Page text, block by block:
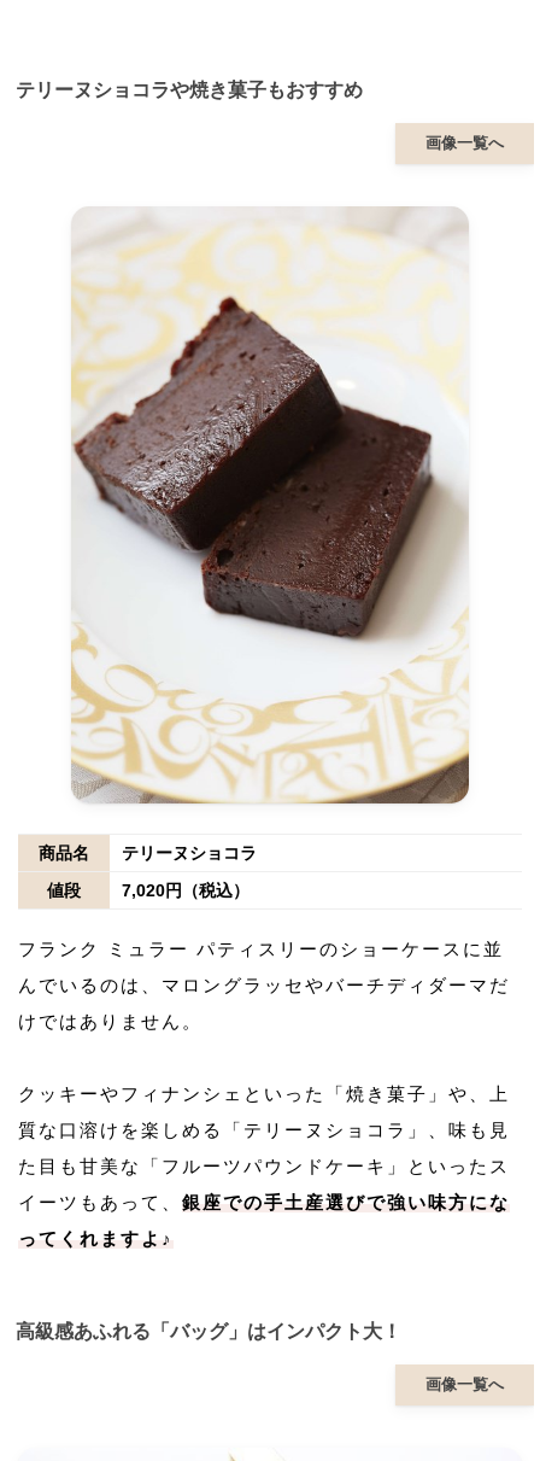
テリーヌショコラや焼き菓子もおすすめ
画像一覧へ
商品名
テリーヌショコラ
値段
7,020円（税込）
フランク ミュラー パティスリーのショーケースに並
んでいるのは、マロングラッセやバーチディダーマだ
けではありません。
クッキーやフィナンシェといった「焼き菓子」や、上
質な口溶けを楽しめる「テリーヌショコラ」、味も見
た目も甘美な「フルーツパウンドケーキ」といったス
イーツもあって、 銀座での手土産選びで強い味方にな
ってくれますよ♪
高級感あふれる「バッグ」はインパクト大！
画像一覧へ